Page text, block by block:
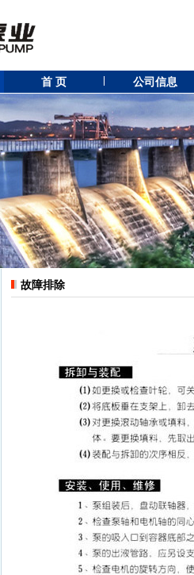
首 页 公司信息
故障排除